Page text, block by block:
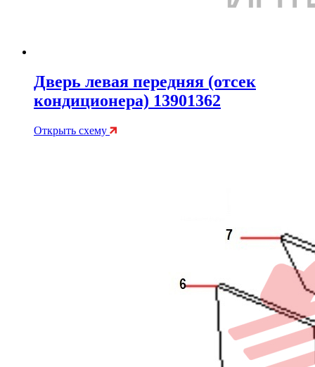
Дверь левая передняя (отсек
кондиционера) 13901362
Открыть схему